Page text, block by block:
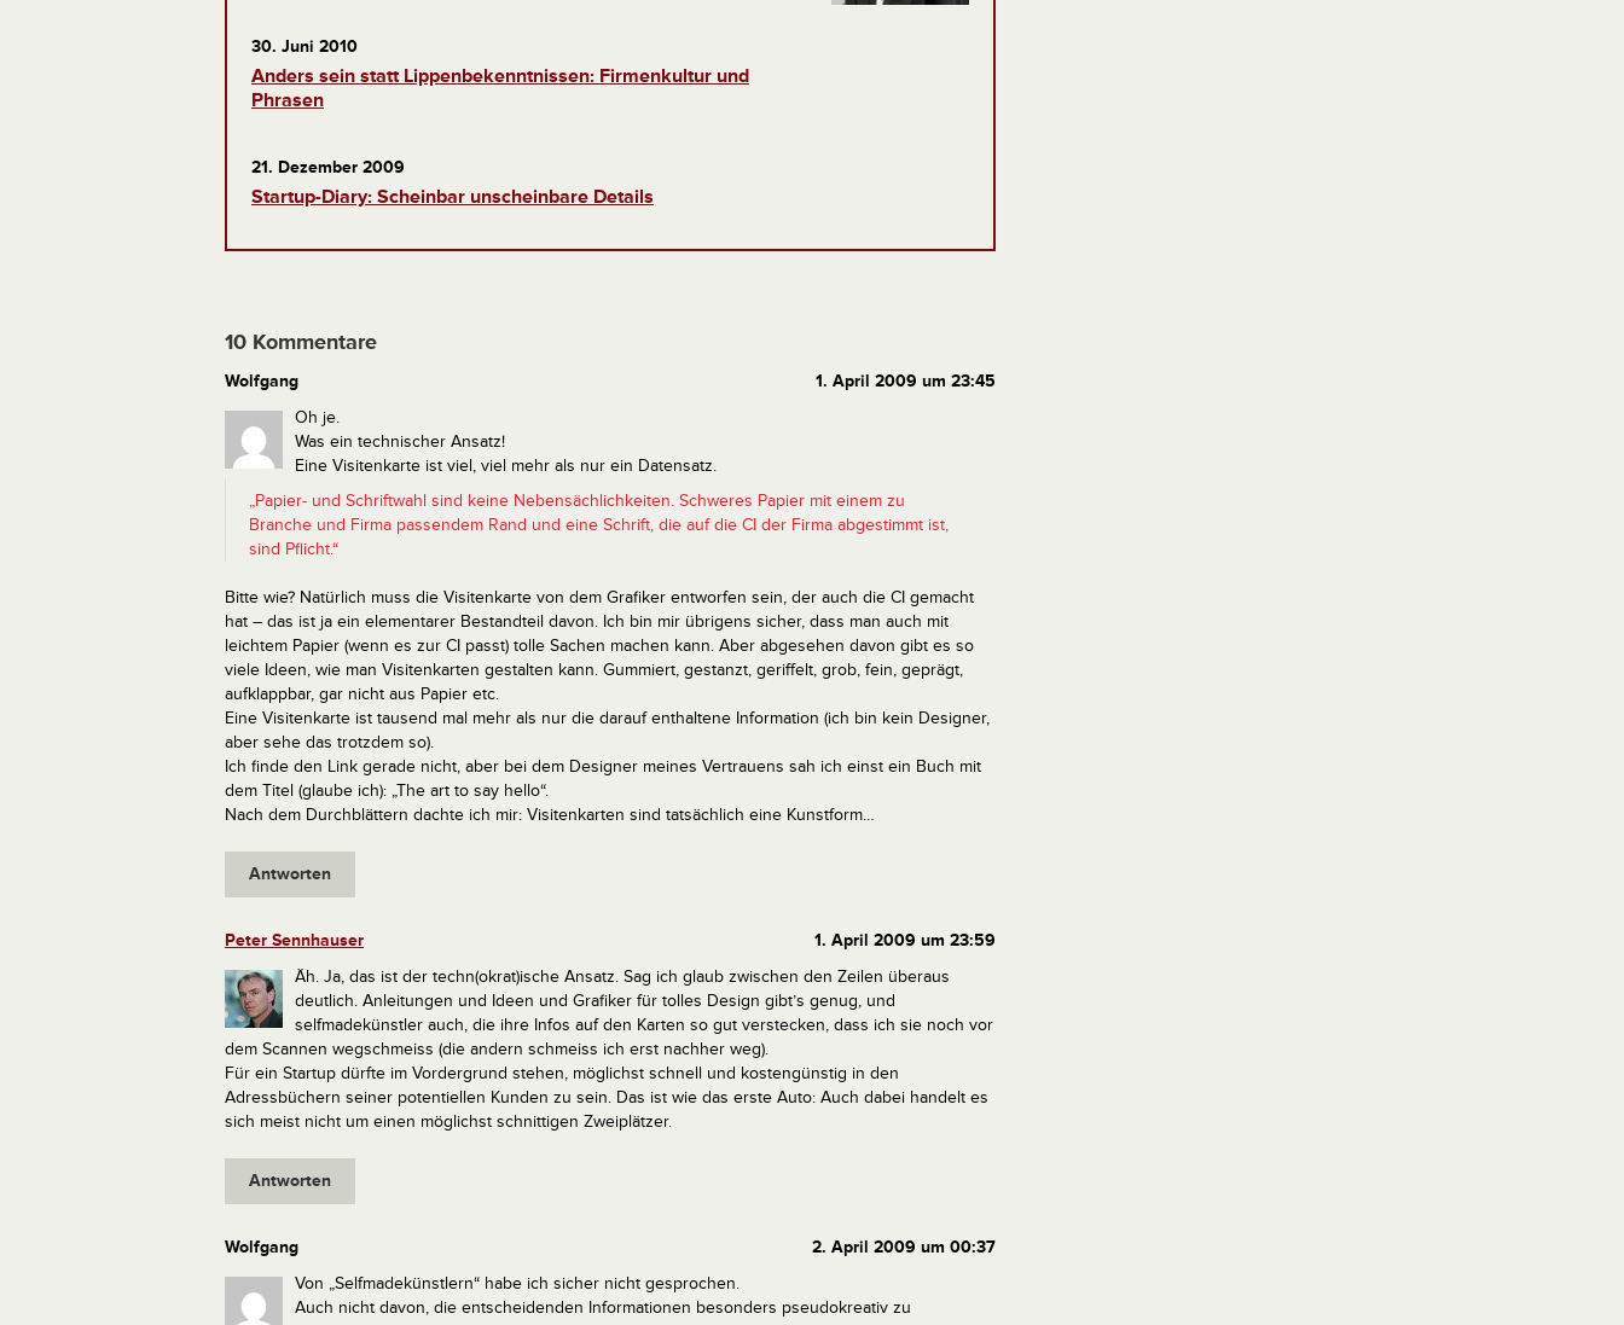
30. Juni 2010
Anders sein statt Lippenbekenntnissen: Firmenkultur und
Phrasen
21. Dezember 2009
Startup-Diary: Scheinbar unscheinbare Details
10 Kommentare
Wolfgang
1. April 2009 um 23:45
Oh je.
Was ein technischer Ansatz!
Eine Visitenkarte ist viel, viel mehr als nur ein Datensatz.
„Papier- und Schriftwahl sind keine Nebensächlichkeiten. Schweres Papier mit einem zu
Branche und Firma passendem Rand und eine Schrift, die auf die CI der Firma abgestimmt ist,
sind Pflicht.“
Bitte wie? Natürlich muss die Visitenkarte von dem Grafiker entworfen sein, der auch die CI gemacht
hat – das ist ja ein elementarer Bestandteil davon. Ich bin mir übrigens sicher, dass man auch mit
leichtem Papier (wenn es zur CI passt) tolle Sachen machen kann. Aber abgesehen davon gibt es so
viele Ideen, wie man Visitenkarten gestalten kann. Gummiert, gestanzt, geriffelt, grob, fein, geprägt,
aufklappbar, gar nicht aus Papier etc.
Eine Visitenkarte ist tausend mal mehr als nur die darauf enthaltene Information (ich bin kein Designer,
aber sehe das trotzdem so).
Ich finde den Link gerade nicht, aber bei dem Designer meines Vertrauens sah ich einst ein Buch mit
dem Titel (glaube ich): „The art to say hello“.
Nach dem Durchblättern dachte ich mir: Visitenkarten sind tatsächlich eine Kunstform…
Antworten
Peter Sennhauser
1. April 2009 um 23:59
Äh. Ja, das ist der techn(okrat)ische Ansatz. Sag ich glaub zwischen den Zeilen überaus
deutlich. Anleitungen und Ideen und Grafiker für tolles Design gibt’s genug, und
selfmadekünstler auch, die ihre Infos auf den Karten so gut verstecken, dass ich sie noch vor
dem Scannen wegschmeiss (die andern schmeiss ich erst nachher weg).
Für ein Startup dürfte im Vordergrund stehen, möglichst schnell und kostengünstig in den
Adressbüchern seiner potentiellen Kunden zu sein. Das ist wie das erste Auto: Auch dabei handelt es
sich meist nicht um einen möglichst schnittigen Zweiplätzer.
Antworten
Wolfgang
2. April 2009 um 00:37
Von „Selfmadekünstlern“ habe ich sicher nicht gesprochen.
Auch nicht davon, die entscheidenden Informationen besonders pseudokreativ zu